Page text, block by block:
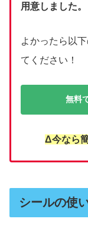
用意しました。
よかったら以
てください！
無料
Δ今なら
シールの使